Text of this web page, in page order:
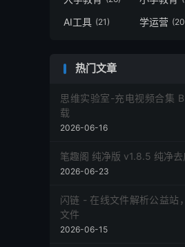
AI工具 (21) 学运营
热门文章
思维实验室-充电视频合集
载
2026-06-16
笔趣阁 纯净版 v1.8.5 纯净
2026-06-23
闪链 - 在线文件解析公益站
文件
2026-06-15